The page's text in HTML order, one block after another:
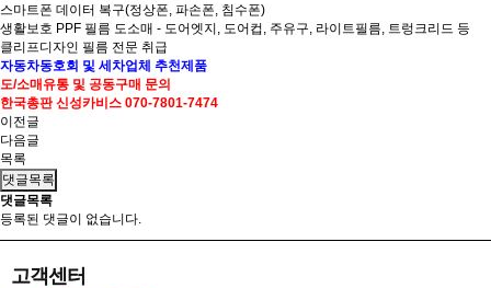
스마트폰 데이터 복구(정상폰, 파손폰, 침수폰)
생활보호 PPF 필름 도소매 - 도어엣지, 도어컵, 주유구, 라이트필름, 트렁크리드 등
클리프디자인 필름 전문 취급
자동차동호회 및 세차업체 추천제품
도/소매 유통 및 공동구매 문의
한국총판 신성카비스 070-7801-7474
이전글
다음글
목록
댓글목록
댓글목록
등록된 댓글이 없습니다.
고객센터